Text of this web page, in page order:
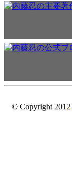
© Copyright 2012